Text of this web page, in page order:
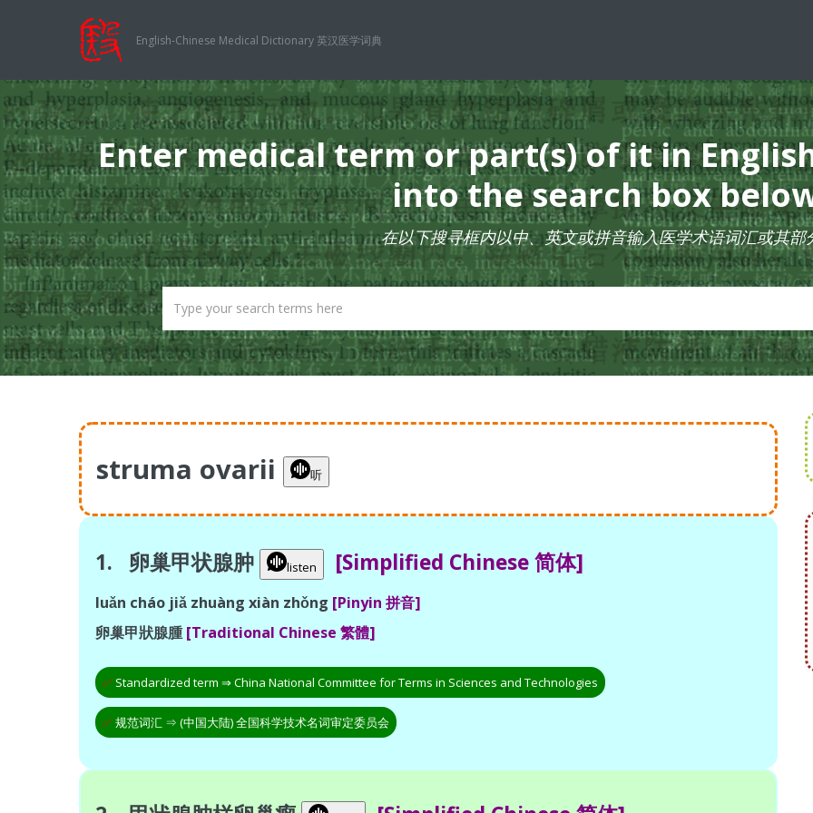
English-Chinese Medical Dictionary 英汉医学词典
Enter medical term or part(s) of it in
into the search box
在以下搜寻框内以中、英文或拼音输入医学术语词汇或其部
struma ovarii 听
1. 卵巢甲状腺肿 listen [Simplified Chinese 简体]
luǎn cháo jiǎ zhuàng xiàn zhǒng [Pinyin 拼音]
卵巢甲狀腺腫[Traditional Chinese 繁體]
✅ Standardized term ⇒ China National Committee for Terms in Sciences and Technologies
✅规范词汇 ⇒ (中国大陆) 全国科学技术名词审定委员会